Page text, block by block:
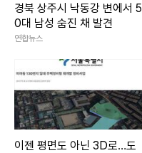
경북 상주시 낙동강 변에서 5
0대 남성 숨진 채 발견
연합뉴스
이젠 평면도 아닌 3D로…도